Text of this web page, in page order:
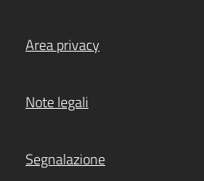
Area privacy
Note legali
Segnalazione